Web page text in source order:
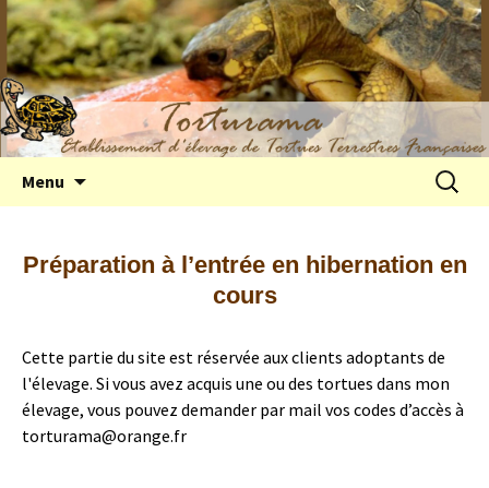
Elevage de tortues terrestres françaises
Hermann
Menu
Préparation à l’entrée en hibernation en
cours
Cette partie du site est réservée aux clients adoptants de
l'élevage. Si vous avez acquis une ou des tortues dans mon
élevage, vous pouvez demander par mail vos codes d’accès à
torturama@orange.fr